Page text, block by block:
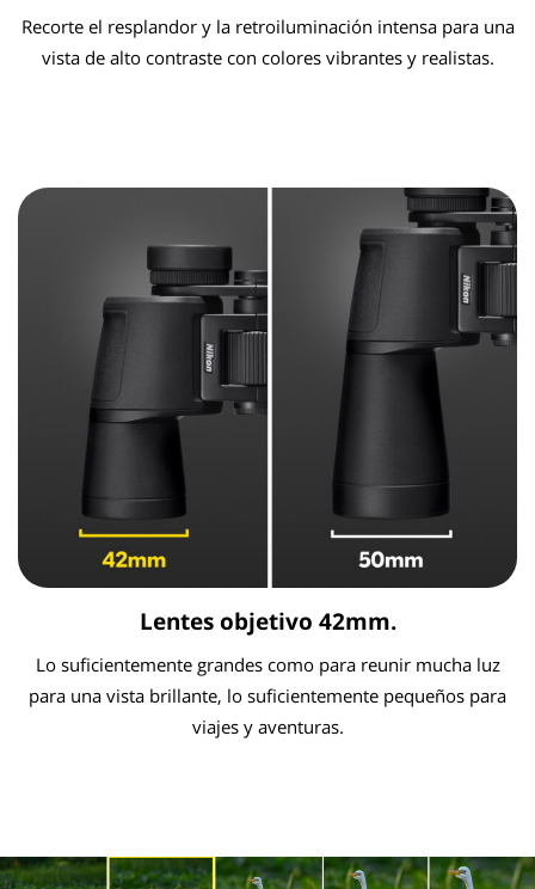
Recorte el resplandor y la retroiluminación intensa para una
vista de alto contraste con colores vibrantes y realistas.
Lentes objetivo 42mm.
Lo suficientemente grandes como para reunir mucha luz
para una vista brillante, lo suficientemente pequeños para
viajes y aventuras.